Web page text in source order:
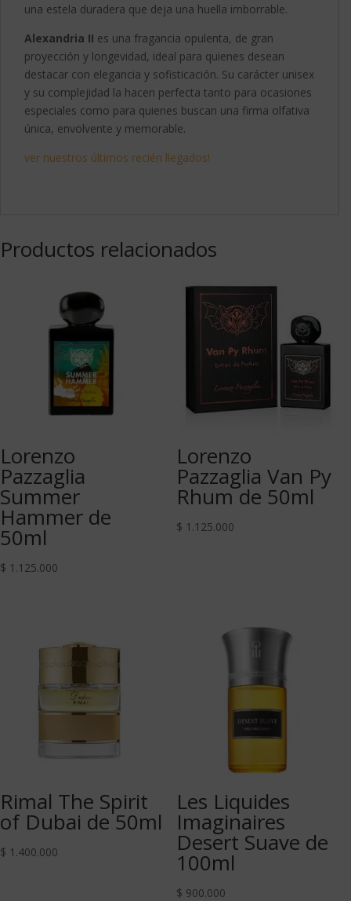
una estela duradera que deja una huella imborrable.
Alexandria II es una fragancia opulenta, de gran
proyección y longevidad, ideal para quienes desean
destacar con elegancia y sofisticación. Su carácter unisex
y su complejidad la hacen perfecta tanto para ocasiones
especiales como para quienes buscan una firma olfativa
única, envolvente y memorable.
ver nuestros últimos recién llegados!
Productos relacionados
Lorenzo
Pazzaglia
Summer
Hammer de
50ml
$ 1.125.000
Lorenzo
Pazzaglia Van Py
Rhum de 50ml
$ 1.125.000
Rimal The Spirit
of Dubai de 50ml
$ 1.400.000
Les Liquides
Imaginaires
Desert Suave de
100ml
$ 900.000